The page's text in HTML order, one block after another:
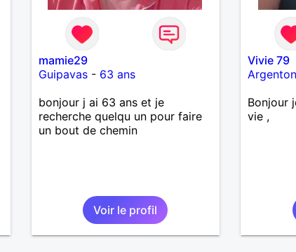
mamie29
Guipavas- 63 ans
bonjour j ai 63 ans et je
recherche quelqu un pour faire
un bout de chemin
Voir le profil
Vivie 79
Bonjour
vie ,